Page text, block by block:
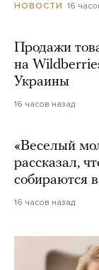
НОВОСТИ 16
Продажи
на
Украины
16 часов назад
«Веселый
рассказал,
собираются
16 часов назад